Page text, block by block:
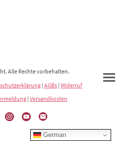
Alle Rechte vorbehalten.
| AGBs | Widerruf
| Versandkosten
German